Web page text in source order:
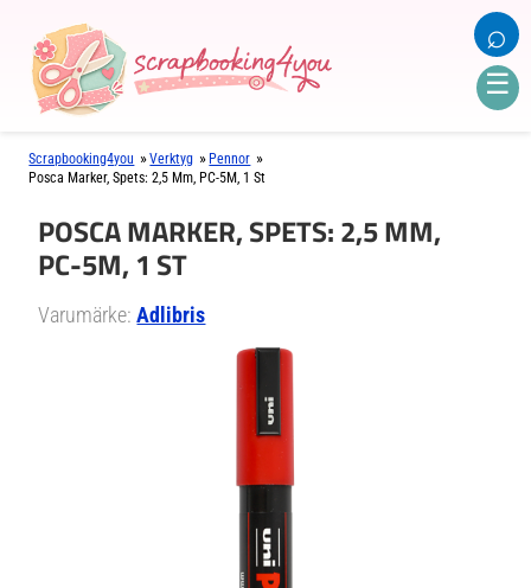
☰
⌕
Scrapbooking4you »Verktyg » Pennor »
Posca Marker, Spets: 2,5 Mm, PC-5M, 1 St
POSCA MARKER, SPETS: 2,5 MM,
PC-5M, 1 ST
Varumärke:Adlibris